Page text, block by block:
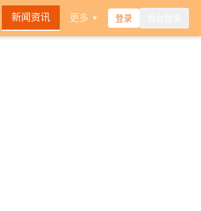
新闻资讯 更多 ▼ 登录